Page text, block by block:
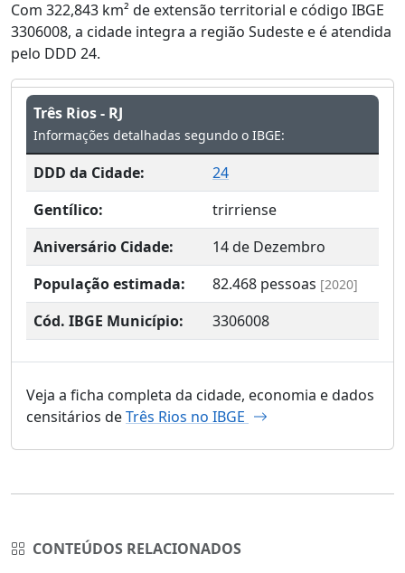
Com 322,843 km² de extensão territorial e código IBGE
3306008, a cidade integra a região Sudeste e é atendida
pelo DDD 24.
Três Rios - RJ
Informações detalhadas segundo o IBGE:
DDD da Cidade:
24
Gentílico:
trirriense
Aniversário Cidade:
14 de Dezembro
População estimada:
82.468 pessoas [2020]
Cód. IBGE Município: 3306008
Veja a ficha completa da cidade, economia e dados
censitários deTrês Rios no IBGE
CONTEÚDOS RELACIONADOS